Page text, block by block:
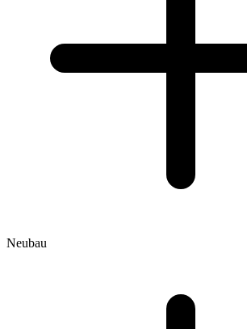
Neubau